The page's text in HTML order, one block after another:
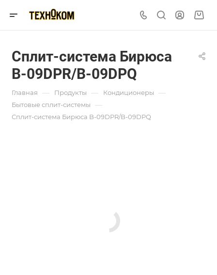
Сплит-система Бирюса
B-09DPR/B-09DPQ
Главная — Продукты — Кондиционеры —
Бытовые сплит-системы —
Сплит-система Бирюса B-09DPR/B-09DPQ